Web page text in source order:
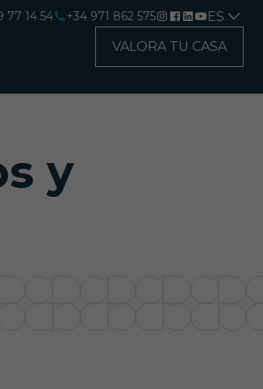
77 14 54 +34 971 862 575 ES
VALORA TU CASA
y